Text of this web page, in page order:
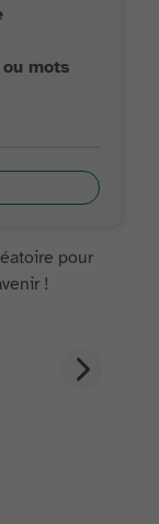
mots
pour
!